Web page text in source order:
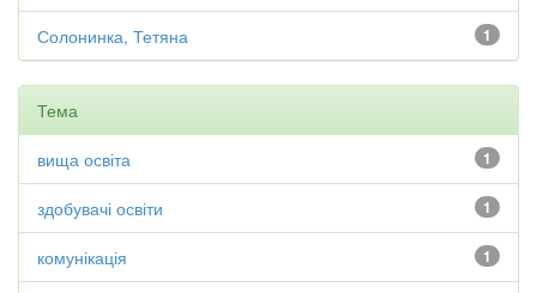
1
Солонинка, Тетяна
Тема
1
вища освіта
1
здобувачі освіти
1
комунікація